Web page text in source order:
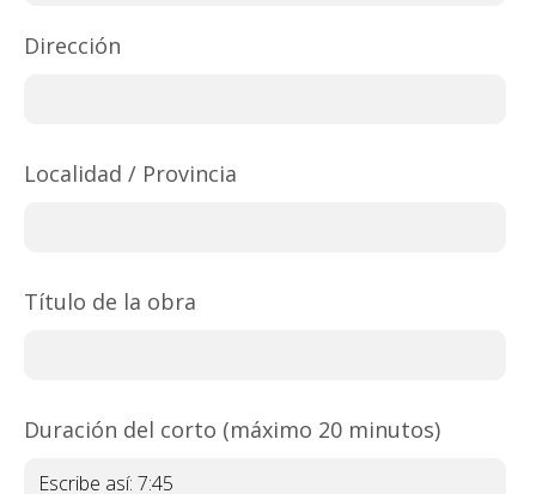
Dirección
Localidad / Provincia
Título de la obra
Duración del corto (máximo 20 minutos)